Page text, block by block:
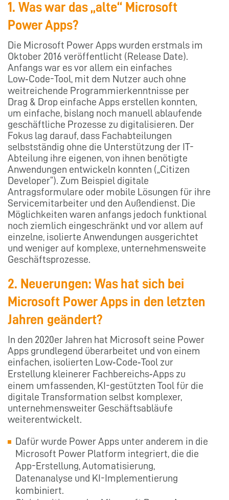
1. Was war das „alte“ Microsoft
Power Apps?
Die Microsoft Power Apps wurden erstmals im
Oktober 2016 veröffentlicht (Release Date).
Anfangs war es vor allem ein einfaches
Low‑Code-Tool, mit dem Nutzer auch ohne
weitreichende Programmierkenntnisse per
Drag & Drop einfache Apps erstellen konnten,
um einfache, bislang noch manuell ablaufende
geschäftliche Prozesse zu digitalisieren. Der
Fokus lag darauf, dass Fachabteilungen
selbstständig ohne die Unterstützung der IT-
Abteilung ihre eigenen, von ihnen benötigte
Anwendungen entwickeln konnten („Citizen
Developer“). Zum Beispiel digitale
Antragsformulare oder mobile Lösungen für ihre
Servicemitarbeiter und den Außendienst. Die
Möglichkeiten waren anfangs jedoch funktional
noch ziemlich eingeschränkt und vor allem auf
einzelne, isolierte Anwendungen ausgerichtet
und weniger auf komplexe, unternehmensweite
Geschäftsprozesse.
2. Neuerungen: Was hat sich bei
Microsoft Power Apps in den letzten
Jahren geändert?
In den 2020er Jahren hat Microsoft seine Power
Apps grundlegend überarbeitet und von einem
einfachen, isolierten Low‑Code‑Tool zur
Erstellung kleinerer Fachbereichs‑Apps zu
einem umfassenden, KI-gestützten Tool für die
digitale Transformation selbst komplexer,
unternehmensweiter Geschäftsabläufe
weiterentwickelt.
Dafür wurde Power Apps unter anderem in die
Microsoft Power Platform integriert, die die
App-Erstellung, Automatisierung,
Datenanalyse und KI-Implementierung
kombiniert.